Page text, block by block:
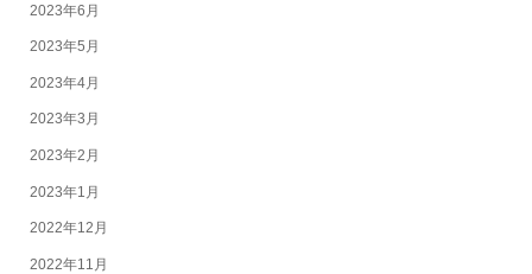
2023年6月
2023年5月
2023年4月
2023年3月
2023年2月
2023年1月
2022年12月
2022年11月